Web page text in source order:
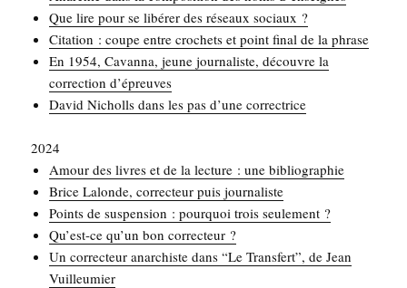
Que lire pour se libé­rer des réseaux sociaux ?
Cita­tion : coupe entre cro­chets et point final de la phrase
En 1954, Cavan­na, jeune jour­na­liste, découvre la
cor­rec­tion d’épreuves
David Nicholls dans les pas d’une correctrice
2024
Amour des livres et de la lec­ture : une bibliographie
Brice Lalonde, cor­rec­teur puis journaliste
Points de sus­pen­sion : pour­quoi trois seulement ?
Qu’est-ce qu’un bon correcteur ?
Un cor­rec­teur anar­chiste dans “Le Trans­fert”, de Jean
Vuilleumier